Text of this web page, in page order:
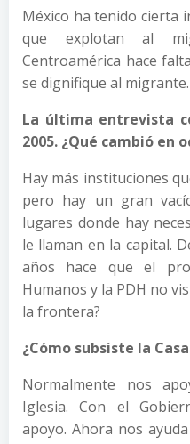
México ha tenido cierta
que explotan al
Centroamérica hace
se dignifique al migrante.
La última entrevista
2005. ¿Qué cambió en
Hay más instituciones
pero hay un gran
lugares donde hay
le llaman en la capital.
años hace que el
Humanos y la PDH no
la frontera?
¿Cómo subsiste la
Normalmente nos
Iglesia. Con el
apoyo. Ahora nos